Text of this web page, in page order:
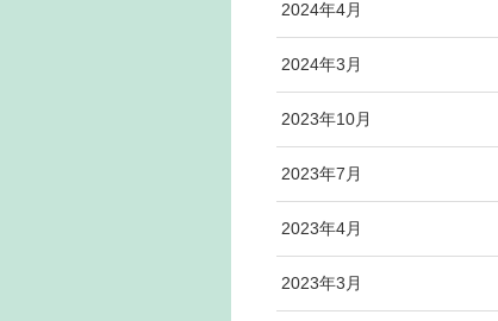
2024年4月
2024年3月
2023年10月
2023年7月
2023年4月
2023年3月